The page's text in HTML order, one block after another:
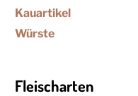
Kauartikel
Würste
Fleischarten